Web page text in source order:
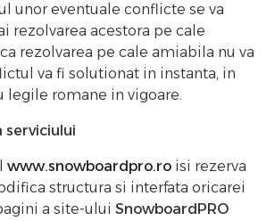
unor eventuale conflicte se va
rezolvarea acestora pe cale
rezolvarea pe cale amiabila nu va
va fi solutionat in instanta, in
legile romane in vigoare.
serviciului
www.snowboardpro.ro isi rezerva
structura si interfata oricarei
a site-ului SnowboardPRO